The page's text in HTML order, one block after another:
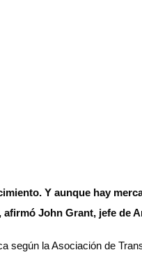
Y aunque hay
John Grant, jefe de
la Asociación de